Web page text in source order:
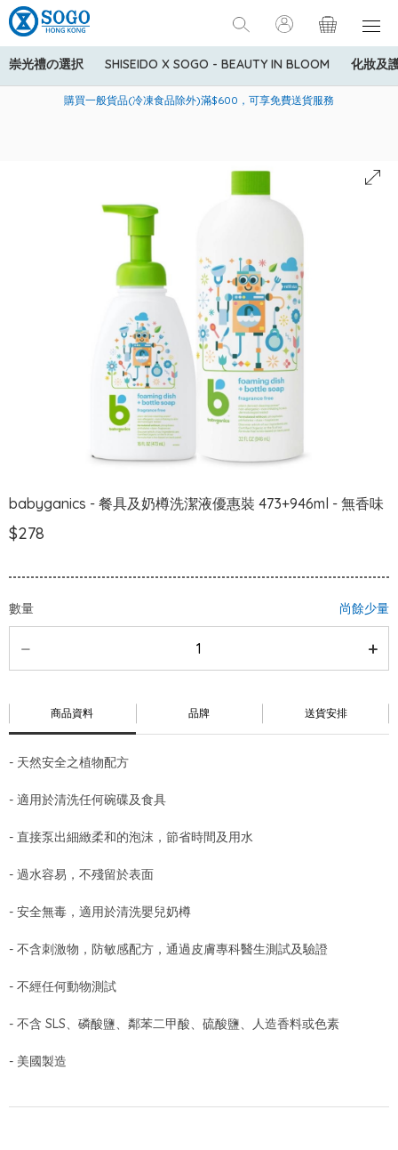
崇光禮の選択 SHISEIDO X SOGO - BEAUTY IN BLOOM 化妝及
美國運通Explorer®信用卡會員購物禮遇：高達5%簽賬回贈！
購買一般貨品(冷凍食品除外)滿$600，可享免費送貨服務
寄送中國內地服務只適用於指定商品，若訂單金額少於HK$600(折
babyganics - 餐具及奶樽洗潔液優惠裝 473+946ml - 無香味
$278
數量 尚餘少量
商品資料 品牌 送貨安排
- 天然安全之植物配方
- 適用於清洗任何碗碟及食具
- 直接泵出細緻柔和的泡沫，節省時間及用水
- 過水容易，不殘留於表面
- 安全無毒，適用於清洗嬰兒奶樽
- 不含刺激物，防敏感配方，通過皮膚專科醫生測試及驗證
- 不經任何動物測試
- 不含 SLS、磷酸鹽、鄰苯二甲酸、硫酸鹽、人造香料或色素
- 美國製造